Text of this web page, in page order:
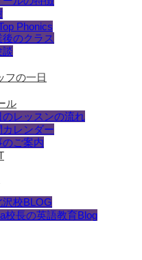
Phonics
後のクラス
談
フの一日
ル
のレッスンの流れ
カレンダー
のご案内
沢校BLOG
校長の英語教育Blog